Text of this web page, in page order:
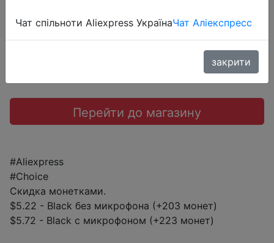
Перейти до магазину
#Aliexpress
#Choice
Скидка монетками.
$5.22 - Black без микрофона (+203 монет)
$5.72 - Black с микрофоном (+223 монет)
Чат спільноти Aliexpress УкраїнаЧат Аліекспресс
закрити